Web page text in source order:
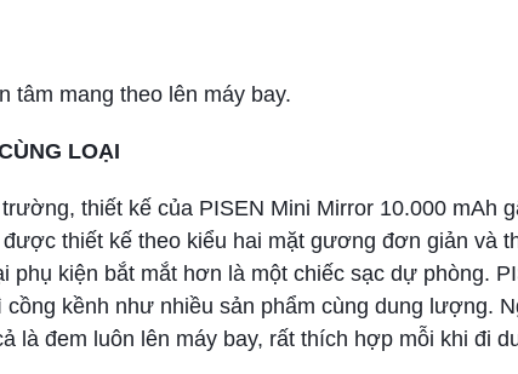
tâm mang theo lên máy bay.
LOẠI
thiết kế của PISEN Mini Mirror 10.000 mAh
thiết kế theo kiểu hai mặt gương đơn giản và
kiện bắt mắt hơn là một chiếc sạc dự phòng.
kềnh như nhiều sản phẩm cùng dung lượng.
là đem luôn lên máy bay, rất thích hợp mỗi khi đi